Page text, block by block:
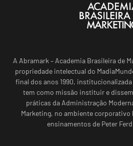
A Abramark – Academia Brasileira de
propriedade intelectual do
final dos anos 1990,
tem como missão instituir e
práticas da Administração
Marketing, no ambiente
ensinamentos de Peter